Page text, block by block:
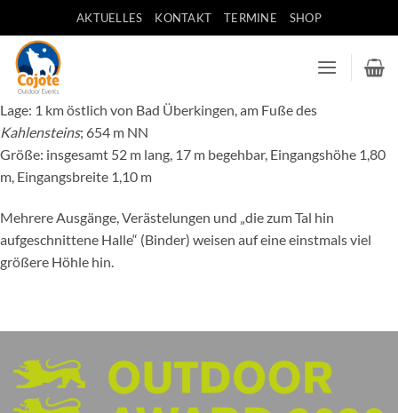
Inhalt
springen
AKTUELLES KONTAKT TERMINE SHOP
Lage: 1 km östlich von Bad Überkingen, am Fuße des
Kahlensteins; 654 m NN
Größe: insgesamt 52 m lang, 17 m begehbar, Eingangshöhe 1,80
m, Eingangsbreite 1,10 m
Mehrere Ausgänge, Verästelungen und „die zum Tal hin
aufgeschnittene Halle“ (Binder) weisen auf eine einstmals viel
größere Höhle hin.